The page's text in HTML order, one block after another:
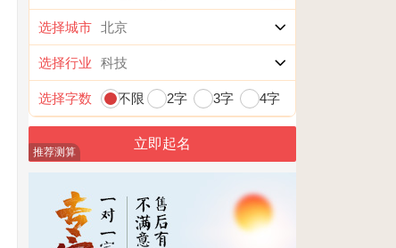
选择城市
选择行业
选择字数 不限 2字 3字 4字
推荐测算